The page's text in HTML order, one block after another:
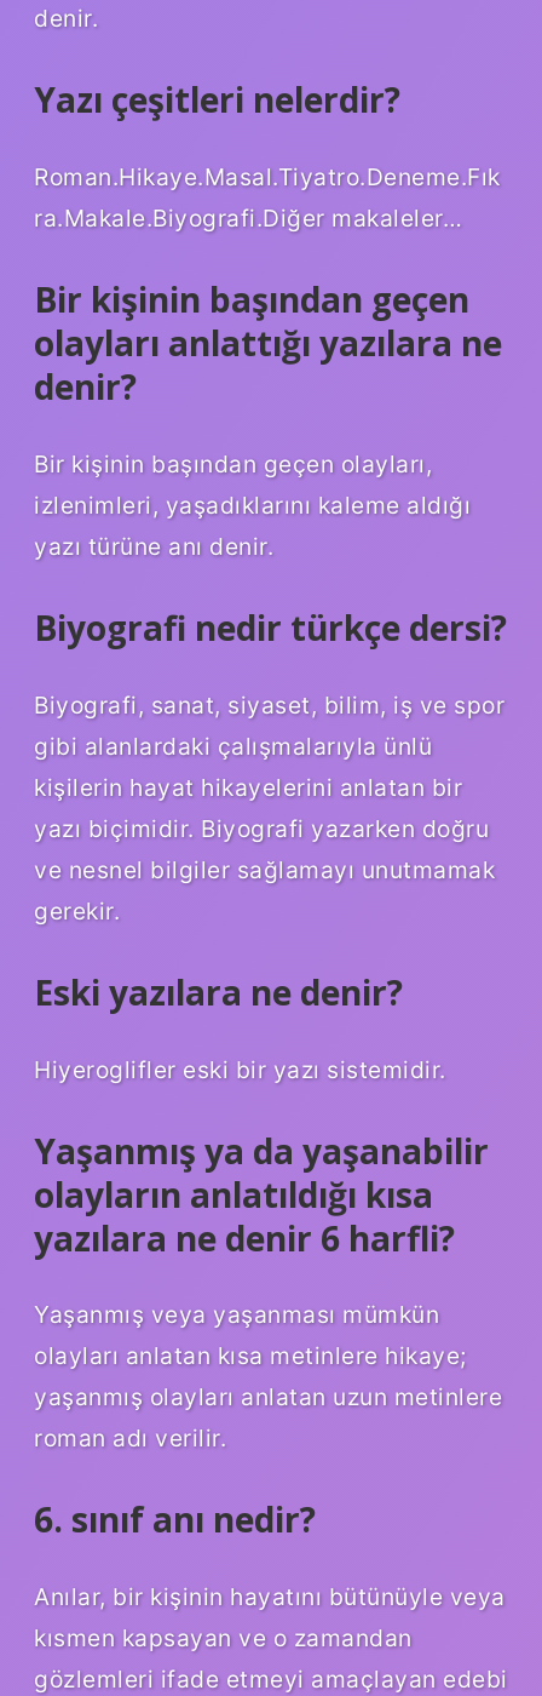
denir.
Yazı çeşitleri nelerdir?
Roman.Hikaye.Masal.Tiyatro.Deneme.Fık
ra.Makale.Biyografi.Diğer makaleler…
Bir kişinin başından geçen
olayları anlattığı yazılara ne
denir?
Bir kişinin başından geçen olayları,
izlenimleri, yaşadıklarını kaleme aldığı
yazı türüne anı denir.
Biyografi nedir türkçe dersi?
Biyografi, sanat, siyaset, bilim, iş ve spor
gibi alanlardaki çalışmalarıyla ünlü
kişilerin hayat hikayelerini anlatan bir
yazı biçimidir. Biyografi yazarken doğru
ve nesnel bilgiler sağlamayı unutmamak
gerekir.
Eski yazılara ne denir?
Hiyeroglifler eski bir yazı sistemidir.
Yaşanmış ya da yaşanabilir
olayların anlatıldığı kısa
yazılara ne denir 6 harfli?
Yaşanmış veya yaşanması mümkün
olayları anlatan kısa metinlere hikaye;
yaşanmış olayları anlatan uzun metinlere
roman adı verilir.
6. sınıf anı nedir?
Anılar, bir kişinin hayatını bütünüyle veya
kısmen kapsayan ve o zamandan
gözlemleri ifade etmeyi amaçlayan edebi